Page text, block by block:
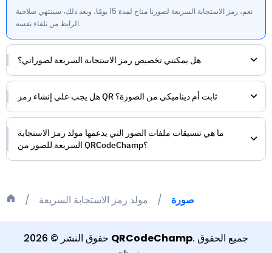
مولد رمز الاستجابة السريعة صورة
نعم، رمز الاستجابة السريعة لصورنا متاح لمدة 15 يومًا، وبعد ذلك، سينتهي صلاحية
الرابط من تلقاء نفسه.
هل يمكنني تخصيص رمز الاستجابة السريعة لصوراتي؟
هل يجب علي إنشاء رمز QR ثابت أم ديناميكي من الصورة؟
ما هي تنسيقات ملفات الصور التي يدعمها مولد رمز الاستجابة
السريعة للصور من QRCodeChamp؟
حقوق النشر ©
2026 QRCodeChamp. جميع الحقوق